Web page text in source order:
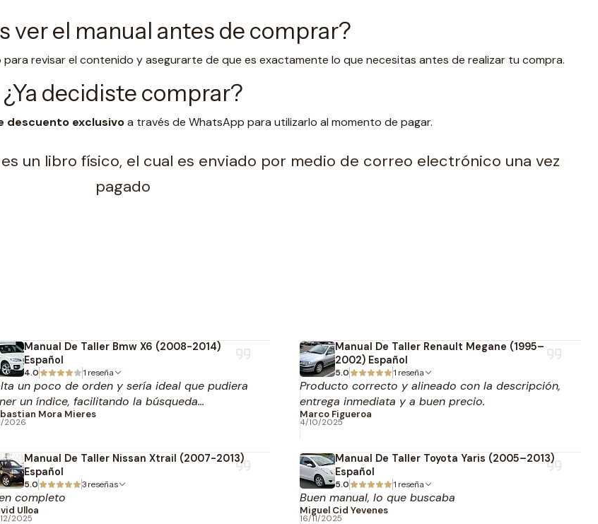
ver el manual antes de comprar?
para revisar el contenido y asegurarte de que es exactamente lo que necesitas antes de realizar tu compra.
¿Ya decidiste comprar?
descuento exclusivoa través de WhatsApp para utilizarlo al momento de pagar.
un libro físico, el cual es enviado por medio de correo electrónico una vez
pagado
Manual De Taller Bmw X6 (2008-2014)
Español
4.0 1 reseña
un poco de orden y sería ideal que pudiera
un índice, facilitando la búsqueda...
Mora Mieres
2026
Manual De Taller Renault Megane (1995–
2002) Español
5.0 1 reseña
Producto correcto y alineado con la descripción,
entrega inmediata y a buen precio.
Marco Figueroa
4/10/2025
Manual De Taller Nissan Xtrail (2007-2013)
Español
5.0 3 reseñas
completo
Ulloa
2025
Manual De Taller Toyota Yaris (2005–2013)
Español
5.0 1 reseña
Buen manual, lo que buscaba
Miguel Cid Yevenes
16/11/2025